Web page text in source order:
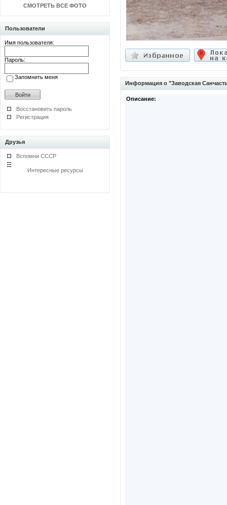
СМОТРЕТЬ ВСЕ ФОТО
Пользователи
Имя пользователя:
Пароль:
Запомнить меня
Восстановить пароль
Регистрация
Друзья
Вспомни СССР
Интересные ресурсы
Информация о "Заводская
Описание: